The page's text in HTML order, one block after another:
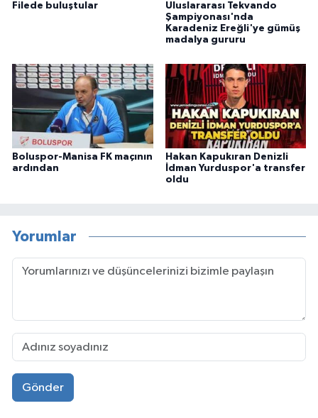
Filede buluştular
Uluslararası Tekvando
Şampiyonası'nda
Karadeniz Ereğli'ye gümüş
madalya gururu
Boluspor-Manisa FK maçının
ardından
Hakan Kapukıran Denizli
İdman Yurduspor'a transfer
oldu
Yorumlar
Gönder